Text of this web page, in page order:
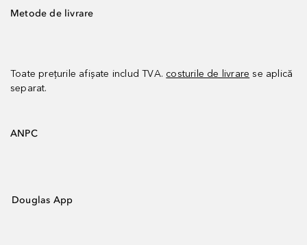
Metode de livrare
Toate prețurile afișate includ TVA. costurile de livrare se aplică
separat.
ANPC
Douglas App